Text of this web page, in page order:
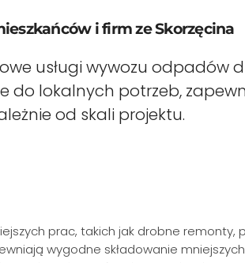
i firm ze Skorzęcina
usługi wywozu odpadów
do lokalnych potrzeb,
od skali projektu.
prac, takich jak drobne remonty,
wygodne składowanie